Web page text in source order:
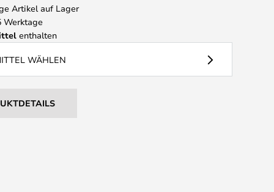
Artikel auf Lager
Werktage
enthalten
WÄHLEN